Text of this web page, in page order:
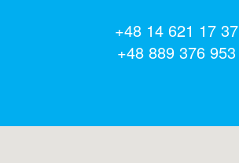
+48 14 621 17 37
+48 889 376 953